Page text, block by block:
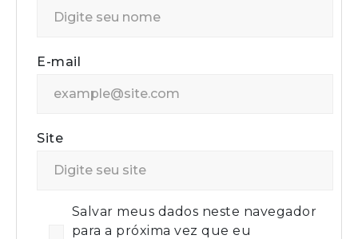
E-mail
Site
Salvar meus dados neste navegador
para a próxima vez que eu